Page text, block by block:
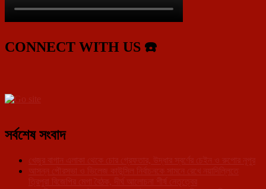
CONNECT WITH US ☎️
সর্বশেষ সংবাদ
খেজুর বাগান এলাকা থেকে চোর গ্রেফতার, উদ্ধার স্বর্ণের চেইন ও রুপোর নূপুর
আসন্ন পৌরসভা ও ভিলেজ কাউন্সিল নির্বাচনকে সামনে রেখে নয়াদিল্লিতে
ত্রিপুরা বিজেপির মেগা বৈঠক, দীর্ঘ আলোচনা শীর্ষ নেতৃত্বের